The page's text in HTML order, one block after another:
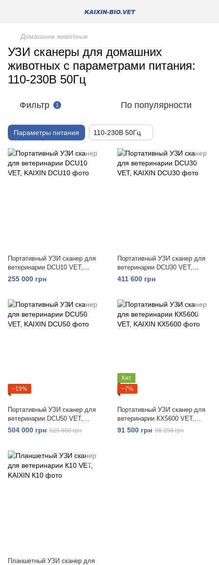
Домашние животные
УЗИ сканеры для домашних
животных с параметрами питания:
110-230В 50Гц
Фильтр 1 По популярности
Параметры питания 110-230В 50Гц
Портативный УЗИ сканер для
ветеринарии DCU10 VET,
KAIXIN
255 000 грн
Портативный УЗИ сканер для
ветеринарии DCU30 VET,
KAIXIN
411 600 грн
−19%
Портативный УЗИ сканер для
ветеринарии DCU50 VET,
KAIXIN
504 000 грн 625 800 грн
Хит
−7%
Портативный УЗИ сканер для
ветеринарии КХ5600 VET,
KAIXIN
91 500 грн 98 258 грн
Планшетный УЗИ сканер для